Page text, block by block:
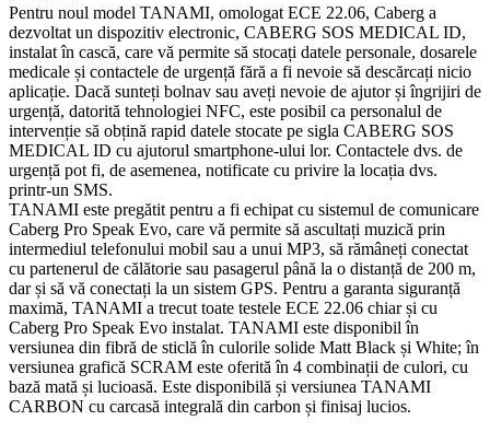
Pentru noul model TANAMI, omologat ECE 22.06, Caberg a
dezvoltat un dispozitiv electronic, CABERG SOS MEDICAL ID,
instalat în cască, care vă permite să stocați datele personale, dosarele
medicale și contactele de urgență fără a fi nevoie să descărcați nicio
aplicație. Dacă sunteți bolnav sau aveți nevoie de ajutor și îngrijiri de
urgență, datorită tehnologiei NFC, este posibil ca personalul de
intervenție să obțină rapid datele stocate pe sigla CABERG SOS
MEDICAL ID cu ajutorul smartphone-ului lor. Contactele dvs. de
urgență pot fi, de asemenea, notificate cu privire la locația dvs.
printr-un SMS.
TANAMI este pregătit pentru a fi echipat cu sistemul de comunicare
Caberg Pro Speak Evo, care vă permite să ascultați muzică prin
intermediul telefonului mobil sau a unui MP3, să rămâneți conectat
cu partenerul de călătorie sau pasagerul până la o distanță de 200 m,
dar și să vă conectați la un sistem GPS. Pentru a garanta siguranță
maximă, TANAMI a trecut toate testele ECE 22.06 chiar și cu
Caberg Pro Speak Evo instalat. TANAMI este disponibil în
versiunea din fibră de sticlă în culorile solide Matt Black și White; în
versiunea grafică SCRAM este oferită în 4 combinații de culori, cu
bază mată și lucioasă. Este disponibilă și versiunea TANAMI
CARBON cu carcasă integrală din carbon și finisaj lucios.